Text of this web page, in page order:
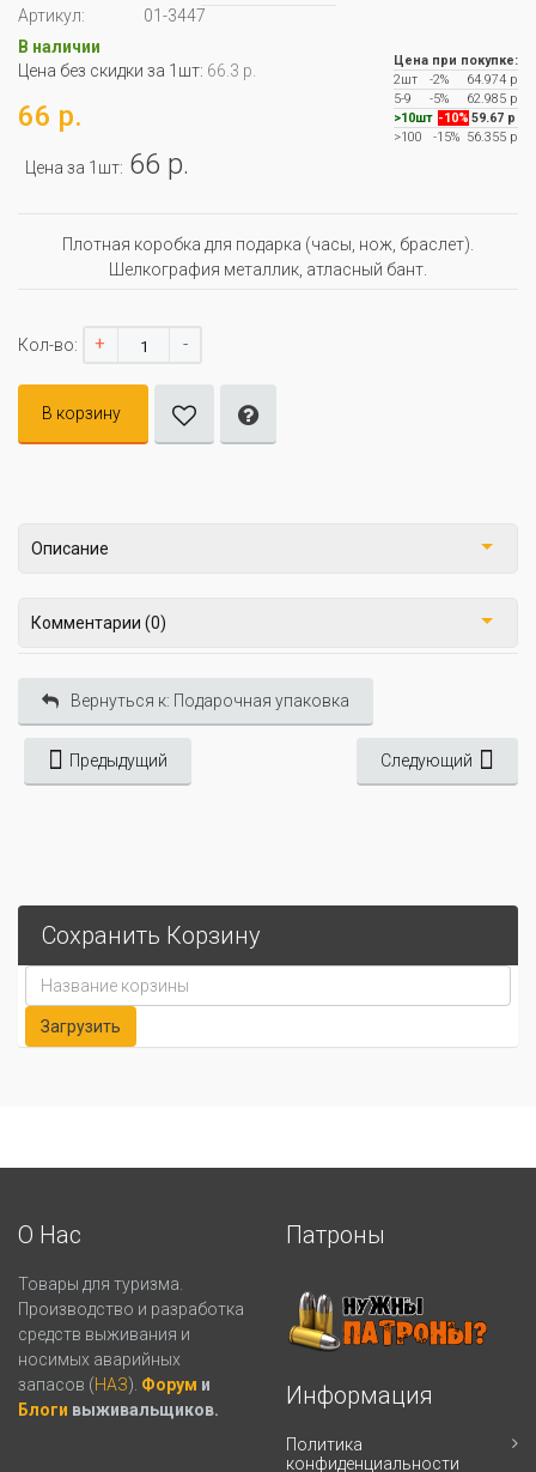
Артикул:
01-3447
В наличии
Цена без скидки за 1шт: 66.3 р.
66 р.
Цена за 1шт: 66 р.
Цена при покупке:
2шт
-2%
64.974 р
5-9
-5%
62.985 р
>10шт -10% 59.67 р
>100
-15% 56.355 р
Плотная коробка для подарка (часы, нож, браслет).
Шелкография металлик, атласный бант.
Кол-во: + -
В корзину
Описание
Комментарии (0)
Вернуться к: Подарочная упаковка
Предыдущий Следующий
Сохранить Корзину
О Нас
Товары для туризма.
Производство и разработка
средств выживания и
носимых аварийных
запасов (НАЗ). Форум и
Блоги выживальщиков.
Патроны
Информация
Политика
конфиденциальности